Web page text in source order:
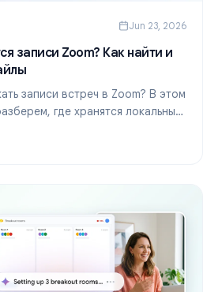
Jun 23, 2026
записи Zoom? Как найти и
записи встреч в Zoom? В этом
где хранятся локальные
как их скачать и отправить
записи Zoom? Как найти и открыть